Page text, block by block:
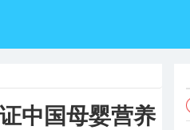
中国母婴营养